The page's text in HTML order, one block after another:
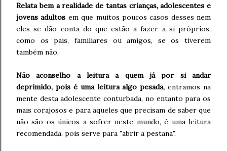
Relata bem a realidade de tantas crianças, adolescentes e
jovens adultos em que muitos poucos casos desses nem
eles se dão conta do que estão a fazer a si próprios,
como os pais, familiares ou amigos, se os tiverem
também não.
Não aconselho a leitura a quem já por si andar
deprimido, pois é uma leitura algo pesada,entramos na
mente desta adolescente conturbada, no entanto para os
mais corajosos e para aqueles que precisam de saber que
não são os únicos a sofrer neste mundo, é uma leitura
recomendada, pois serve para "abrir a pestana".